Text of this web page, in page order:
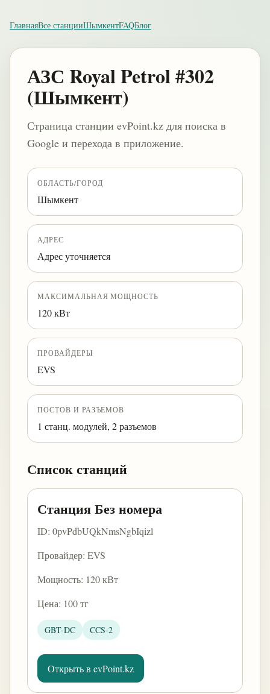
ГлавнаяВсе станцииШымкентFAQБлог
АЗС Royal Petrol #302
(Шымкент)
Страница станции evPoint.kz для поиска в
Google и перехода в приложение.
ОБЛАСТЬ/ГОРОД
Шымкент
АДРЕС
Адрес уточняется
МАКСИМАЛЬНАЯ МОЩНОСТЬ
120 кВт
ПРОВАЙДЕРЫ
EVS
ПОСТОВ И РАЗЪЕМОВ
1 станц. модулей, 2 разъемов
Список станций
Станция Без номера
ID: 0pvPdbUQkNmsNgbIqizl
Провайдер: EVS
Мощность: 120 кВт
Цена: 100 тг
GBT-DC CCS-2
Открыть в evPoint.kz